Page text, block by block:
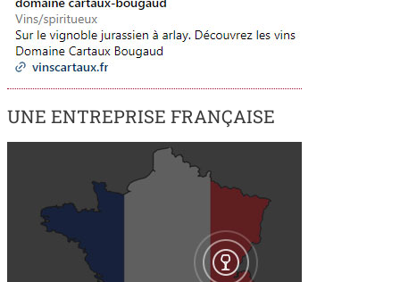
UNE ENTREPRISE FRANÇAISE